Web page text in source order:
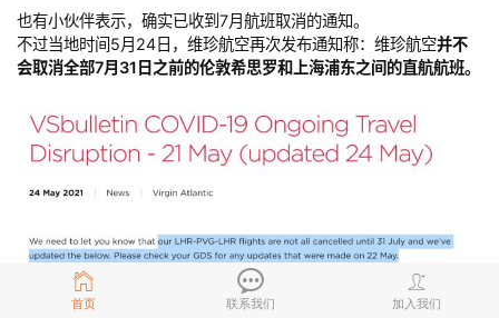
首页 联系我们 加入我们
也有小伙伴表示，确实已收到7月航班取消的通知。
不过当地时间5月24日，维珍航空再次发布通知称：维珍航空并不
会取消全部7月31日之前的伦敦希思罗和上海浦东之间的直航航班。